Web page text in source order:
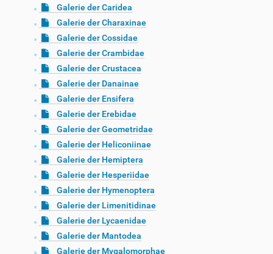
Galerie der Caridea
Galerie der Charaxinae
Galerie der Cossidae
Galerie der Crambidae
Galerie der Crustacea
Galerie der Danainae
Galerie der Ensifera
Galerie der Erebidae
Galerie der Geometridae
Galerie der Heliconiinae
Galerie der Hemiptera
Galerie der Hesperiidae
Galerie der Hymenoptera
Galerie der Limenitidinae
Galerie der Lycaenidae
Galerie der Mantodea
Galerie der Mygalomorphae